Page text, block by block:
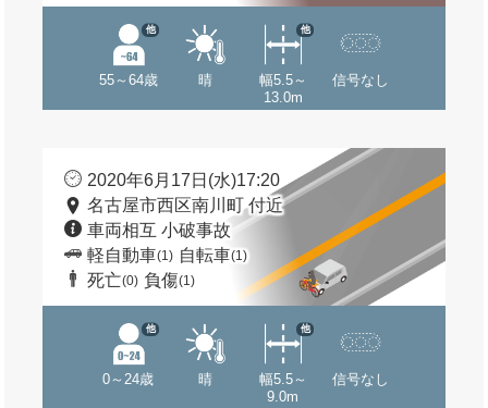
55～64歳
他
晴
幅5.5～
13.0m
他
信号なし
2020年6月17日(水)17:20
名古屋市西区南川町 付近
車両相互 小破事故
軽自動車(1) 自転車(1)
死亡(0) 負傷(1)
0～24歳
他
晴
幅5.5～
9.0m
他
信号なし